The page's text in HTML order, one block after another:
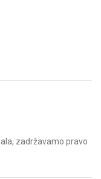
zadržavamo pravo